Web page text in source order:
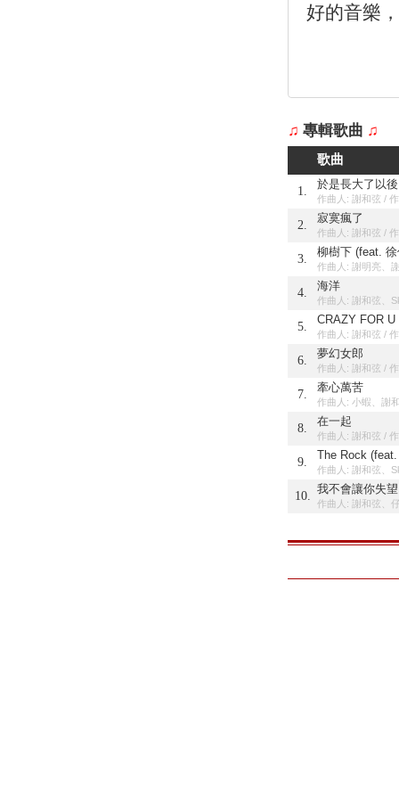
好的音樂
♫ 專輯歌曲 ♫
歌曲
1.
於是長大了以後
作曲人: 謝和弦 /
2.
寂寞瘋了
作曲人: 謝和弦 /
3.
柳樹下 (feat.
作曲人: 謝明亮、
4.
海洋
作曲人: 謝和弦、
5.
CRAZY FOR U
作曲人: 謝和弦 /
6.
夢幻女郎
作曲人: 謝和弦 /
7.
牽心萬苦
作曲人: 小蝦、謝
8.
在一起
作曲人: 謝和弦 /
9.
The Rock
作曲人: 謝和弦、
10.
我不會讓你失望
作曲人: 謝和弦、